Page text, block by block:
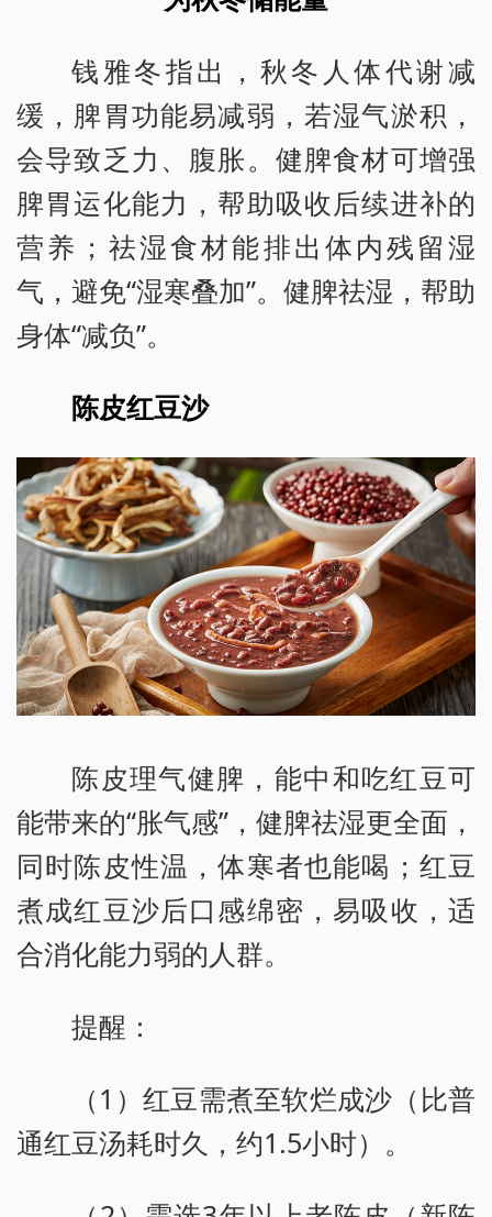
钱雅冬指出，秋冬人体代谢减
缓，脾胃功能易减弱，若湿气淤积，
会导致乏力、腹胀。健脾食材可增强
脾胃运化能力，帮助吸收后续进补的
营养；祛湿食材能排出体内残留湿
气，避免“湿寒叠加”。健脾祛湿，帮助
身体“减负”。
陈皮红豆沙
陈皮理气健脾，能中和吃红豆可
能带来的“胀气感”，健脾祛湿更全面，
同时陈皮性温，体寒者也能喝；红豆
煮成红豆沙后口感绵密，易吸收，适
合消化能力弱的人群。
提醒：
（1）红豆需煮至软烂成沙（比普
通红豆汤耗时久，约1.5小时）。